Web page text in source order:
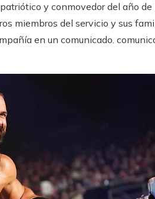
y conmovedor del año
miembros del servicio y sus
en un comunicado.